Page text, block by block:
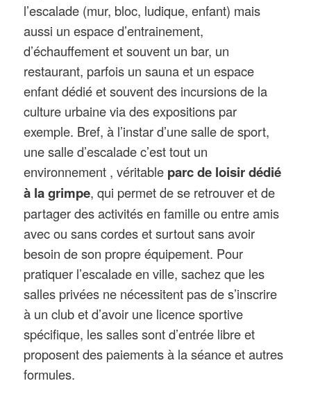
l’escalade (mur, bloc, ludique, enfant) mais
aussi un espace d’entrainement,
d’échauffement et souvent un bar, un
restaurant, parfois un sauna et un espace
enfant dédié et souvent des incursions de la
culture urbaine via des expositions par
exemple. Bref, à l’instar d’une salle de sport,
une salle d’escalade c’est tout un
environnement , véritable parc de loisir dédié
à la grimpe, qui permet de se retrouver et de
partager des activités en famille ou entre amis
avec ou sans cordes et surtout sans avoir
besoin de son propre équipement. Pour
pratiquer l’escalade en ville, sachez que les
salles privées ne nécessitent pas de s’inscrire
à un club et d’avoir une licence sportive
spécifique, les salles sont d’entrée libre et
proposent des paiements à la séance et autres
formules.